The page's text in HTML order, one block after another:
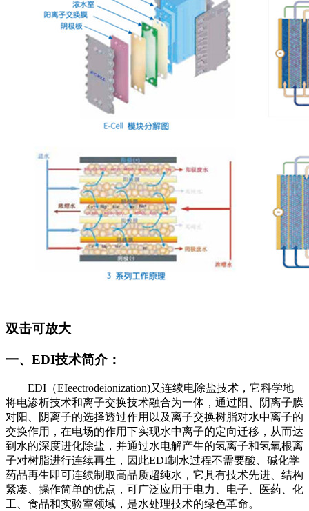
双击可放大
一、EDI技术简介：
EDI（EIeectrodeionization)又连续电除盐技术，它科学地
将电渗析技术和离子交换技术融合为一体，通过阳、阴离子膜
对阳、阴离子的选择透过作用以及离子交换树脂对水中离子的
交换作用，在电场的作用下实现水中离子的定向迁移，从而达
到水的深度进化除盐，并通过水电解产生的氢离子和氢氧根离
子对树脂进行连续再生，因此EDI制水过程不需要酸、碱化学
药品再生即可连续制取高品质超纯水，它具有技术先进、结构
紧凑、操作简单的优点，可广泛应用于电力、电子、医药、化
工、食品和实验室领域，是水处理技术的绿色革命。